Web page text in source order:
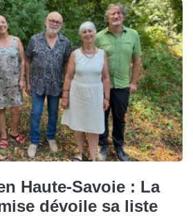
Haute-Savoie : La
dévoile sa liste